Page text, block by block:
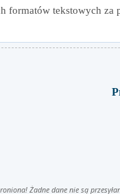
formatów tekstowych za
Żadne dane nie są